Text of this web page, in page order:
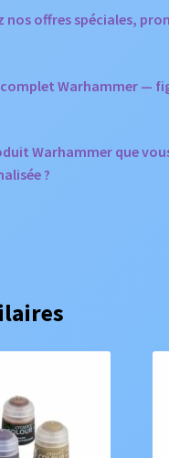
nos offres spéciales,
Warhammer —
Warhammer que
?